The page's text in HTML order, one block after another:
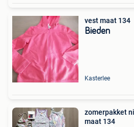
vest maat 134
Bieden
Kasterlee
zomerpakket
maat 134